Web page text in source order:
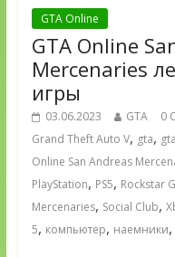
GTA Online
GTA Online
Mercenaries
игры
03.06.2023 GTA 0
Grand Theft Auto V, gta,
Online San Andreas
PlayStation, PS5, Rockstar
Mercenaries, Social Club,
5, компьютер, наемники,